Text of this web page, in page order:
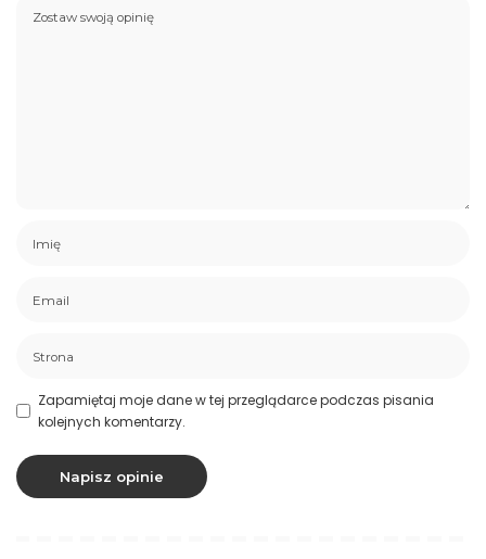
Zapamiętaj moje dane w tej przeglądarce podczas pisania
kolejnych komentarzy.